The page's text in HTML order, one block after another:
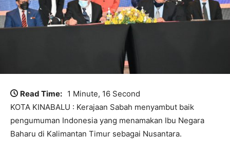
Read Time: 1 Minute, 16 Second
KOTA KINABALU : Kerajaan Sabah menyambut baik
pengumuman Indonesia yang menamakan Ibu Negara
Baharu di Kalimantan Timur sebagai Nusantara.